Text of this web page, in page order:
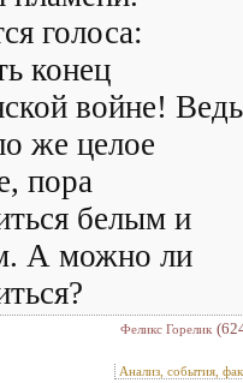
голоса:
конец
войне! Ведь
же целое
пора
белым и
А можно ли
Феликс Горелик
Анализ, события,